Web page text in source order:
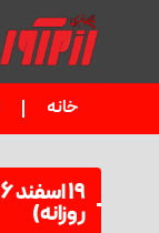
خانه
روزانه)